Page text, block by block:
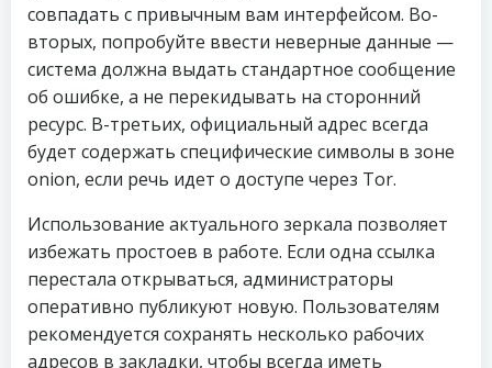
совпадать с привычным вам интерфейсом. Во-
вторых, попробуйте ввести неверные данные —
система должна выдать стандартное сообщение
об ошибке, а не перекидывать на сторонний
ресурс. В-третьих, официальный адрес всегда
будет содержать специфические символы в зоне
onion, если речь идет о доступе через Tor.
Использование актуального зеркала позволяет
избежать простоев в работе. Если одна ссылка
перестала открываться, администраторы
оперативно публикуют новую. Пользователям
рекомендуется сохранять несколько рабочих
адресов в закладки, чтобы всегда иметь